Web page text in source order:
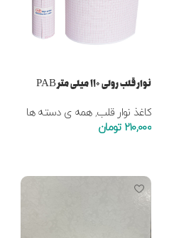
نوار قلب رولی ۱۱۰ میلی متر PAB
کاغذ نوار قلب,همه ی دسته ها
210,000 تومان